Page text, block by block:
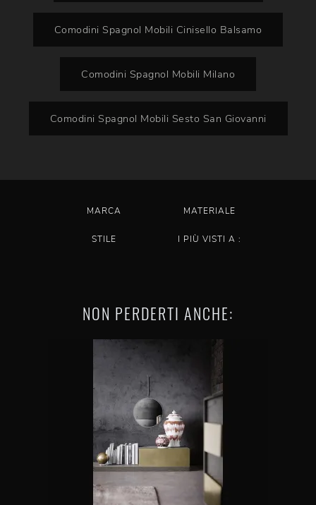
Comodini Spagnol Mobili Cinisello Balsamo
Comodini Spagnol Mobili Milano
Comodini Spagnol Mobili Sesto San Giovanni
MARCA MATERIALE
STILE I PIÙ VISTI A :
NON PERDERTI ANCHE: